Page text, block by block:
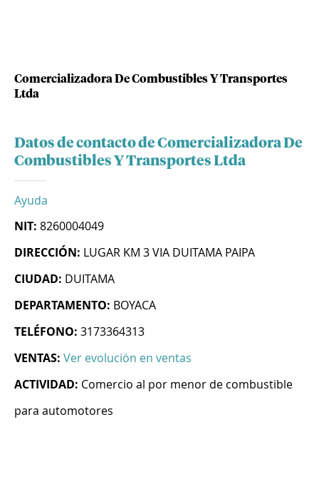
Comercializadora De Combustibles Y Transportes
Ltda
Datos de contacto de Comercializadora De
Combustibles Y Transportes Ltda
Ayuda
NIT: 8260004049
DIRECCIÓN: LUGAR KM 3 VIA DUITAMA PAIPA
CIUDAD: DUITAMA
DEPARTAMENTO: BOYACA
TELÉFONO: 3173364313
VENTAS: Ver evolución en ventas
ACTIVIDAD: Comercio al por menor de combustible
para automotores